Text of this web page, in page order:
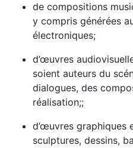
de compositions
y compris générées
électroniques;
d’œuvres
soient auteurs du
dialogues, des
réalisation;;
d’œuvres graphiques
sculptures, dessins,